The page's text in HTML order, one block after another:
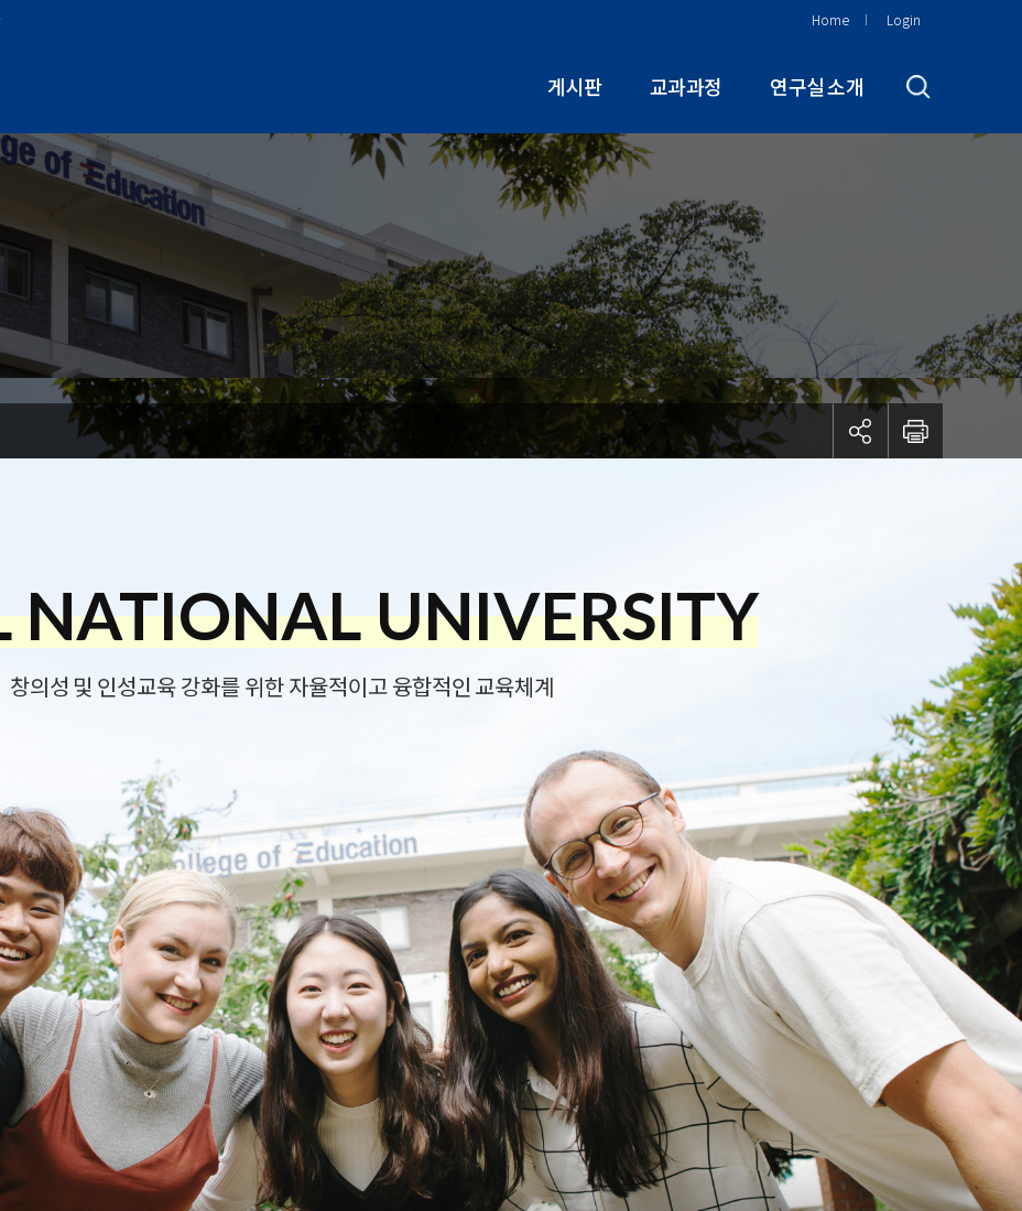
Home Login
게시판 교과과정 연구실 소개
NATIONAL UNIVERSITY
창의성 및 인성교육 강화를 위한 자율적이고 융합적인 교육체계
NATIONAL UNIVERSITY
창의성 및 인성교육 강화를 위한 자율적이고 융합적인 교육체계2
NATIONAL UNIVERSITY
창의성 및 인성교육 강화를 위한 자율적이고 융합적인 교육체계
NATIONAL UNIVERSITY
창의성 및 인성교육 강화를 위한 자율적이고 융합적인 교육체계2
NATIONAL UNIVERSITY
창의성 및 인성교육 강화를 위한 자율적이고 융합적인 교육체계
NATIONAL UNIVERSITY
창의성 및 인성교육 강화를 위한 자율적이고 융합적인 교육체계2